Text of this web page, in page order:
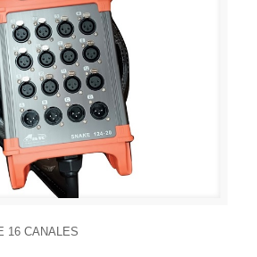
16 CANALES